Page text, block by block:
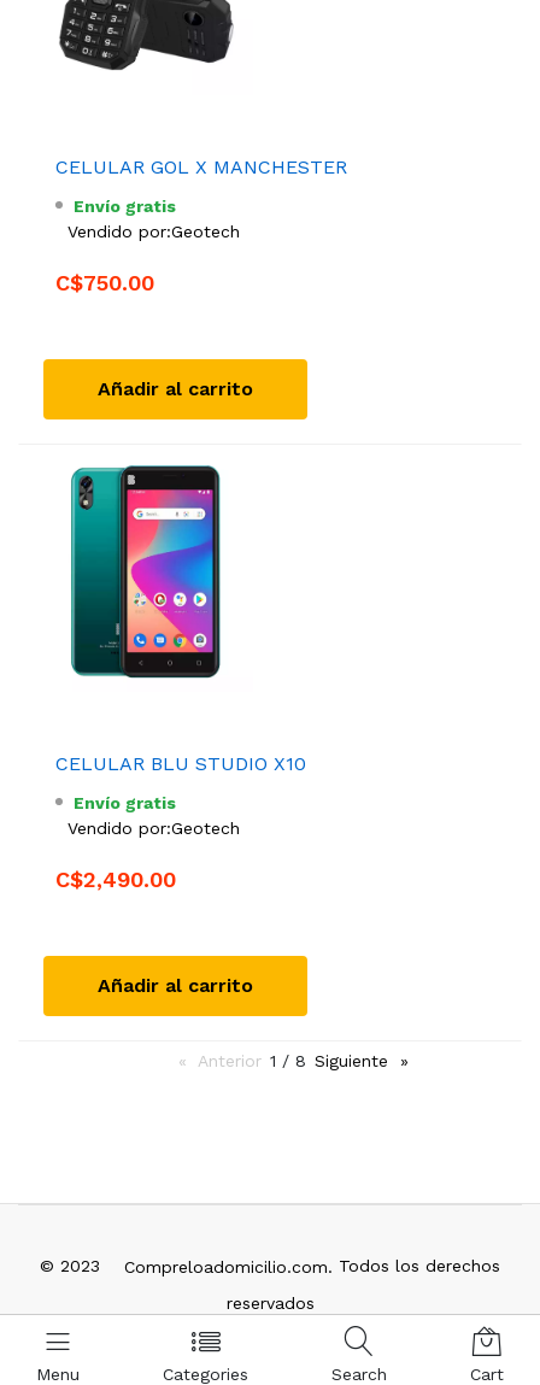
Menu Categories Search Cart
CELULAR GOL X MANCHESTER
Envío gratis
Vendido por:Geotech
C$750.00
Añadir al carrito
CELULAR BLU STUDIO X10
Envío gratis
Vendido por:Geotech
C$2,490.00
Añadir al carrito
Anterior page
1 / 8 Siguiente page
© 2023 Compreloadomicilio.com. Todos los derechos
reservados
info@compreloadomicilio.com